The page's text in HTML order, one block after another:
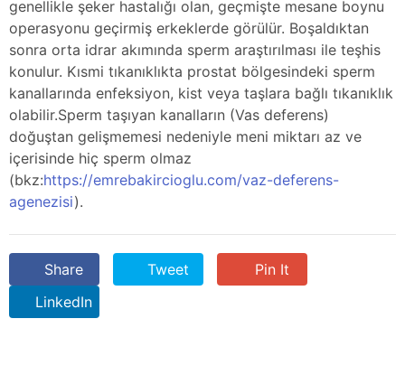
genellikle şeker hastalığı olan, geçmişte mesane boynu
operasyonu geçirmiş erkeklerde görülür. Boşaldıktan
sonra orta idrar akımında sperm araştırılması ile teşhis
konulur. Kısmi tıkanıklıkta prostat bölgesindeki sperm
kanallarında enfeksiyon, kist veya taşlara bağlı tıkanıklık
olabilir.Sperm taşıyan kanalların (Vas deferens)
doğuştan gelişmemesi nedeniyle meni miktarı az ve
içerisinde hiç sperm olmaz
(bkz:https://emrebakircioglu.com/vaz-deferens-
agenezisi).
Share Tweet
Pin It
LinkedIn